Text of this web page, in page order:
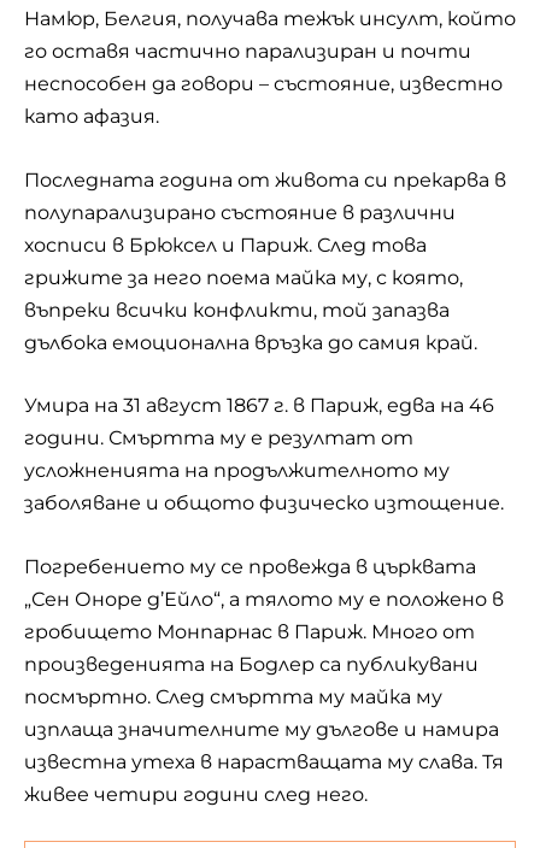
Намюр, Белгия, получава тежък инсулт, който
го оставя частично парализиран и почти
неспособен да говори – състояние, известно
като афазия.
Последната година от живота си прекарва в
полупарализирано състояние в различни
хосписи в Брюксел и Париж. След това
грижите за него поема майка му, с която,
въпреки всички конфликти, той запазва
дълбока емоционална връзка до самия край.
Умира на 31 август 1867 г. в Париж, едва на 46
години. Смъртта му е резултат от
усложненията на продължителното му
заболяване и общото физическо изтощение.
Погребението му се провежда в църквата
„Сен Оноре д’Ейло“, а тялото му е положено в
гробището Монпарнас в Париж. Много от
произведенията на Бодлер са публикувани
посмъртно. След смъртта му майка му
изплаща значителните му дългове и намира
известна утеха в нарастващата му слава. Тя
живее четири години след него.